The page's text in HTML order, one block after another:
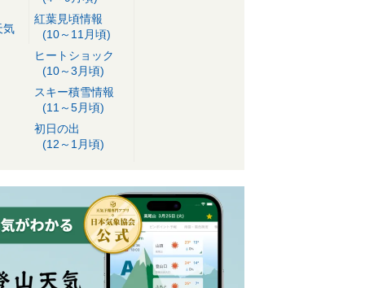
気
紅葉見頃情報
(10～11月頃)
ヒートショック
(10～3月頃)
スキー積雪情報
(11～5月頃)
初日の出
(12～1月頃)